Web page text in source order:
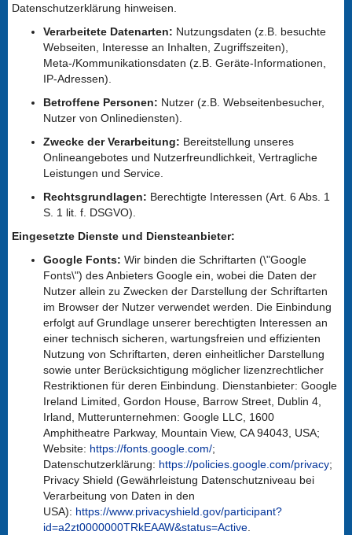
Datenschutzerklärung hinweisen.
Verarbeitete Datenarten: Nutzungsdaten (z.B. besuchte
Webseiten, Interesse an Inhalten, Zugriffszeiten),
Meta-/Kommunikationsdaten (z.B. Geräte-Informationen,
IP-Adressen).
Betroffene Personen: Nutzer (z.B. Webseitenbesucher,
Nutzer von Onlinediensten).
Zwecke der Verarbeitung: Bereitstellung unseres
Onlineangebotes und Nutzerfreundlichkeit, Vertragliche
Leistungen und Service.
Rechtsgrundlagen: Berechtigte Interessen (Art. 6 Abs. 1
S. 1 lit. f. DSGVO).
Eingesetzte Dienste und Diensteanbieter:
Google Fonts: Wir binden die Schriftarten (\"Google
Fonts\") des Anbieters Google ein, wobei die Daten der
Nutzer allein zu Zwecken der Darstellung der Schriftarten
im Browser der Nutzer verwendet werden. Die Einbindung
erfolgt auf Grundlage unserer berechtigten Interessen an
einer technisch sicheren, wartungsfreien und effizienten
Nutzung von Schriftarten, deren einheitlicher Darstellung
sowie unter Berücksichtigung möglicher lizenzrechtlicher
Restriktionen für deren Einbindung. Dienstanbieter: Google
Ireland Limited, Gordon House, Barrow Street, Dublin 4,
Irland, Mutterunternehmen: Google LLC, 1600
Amphitheatre Parkway, Mountain View, CA 94043, USA;
Website: https://fonts.google.com/;
Datenschutzerklärung: https://policies.google.com/privacy;
Privacy Shield (Gewährleistung Datenschutzniveau bei
Verarbeitung von Daten in den
USA): https://www.privacyshield.gov/participant?
id=a2zt0000000TRkEAAW&status=Active